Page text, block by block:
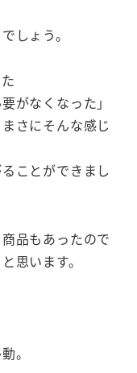
しょう。
がなくなった」
さにそんな感じ
ことができまし
品もあったので
思います。
。